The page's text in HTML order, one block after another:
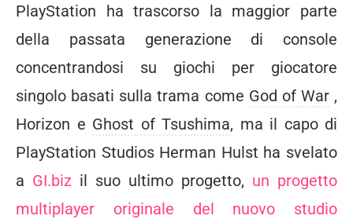
PlayStation ha trascorso la maggior parte
della passata generazione di console
concentrandosi su giochi per giocatore
singolo basati sulla trama come God of War,
Horizon e Ghost of Tsushima, ma il capo di
PlayStation Studios Herman Hulst ha svelato
a GI.biz il suo ultimo progetto, un progetto
multiplayer originale del nuovo studio